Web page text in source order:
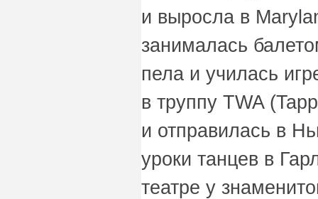
и выросла в
занималась
пела и училась
в труппу TWA
и отправилась в
уроки танцев в
театре у